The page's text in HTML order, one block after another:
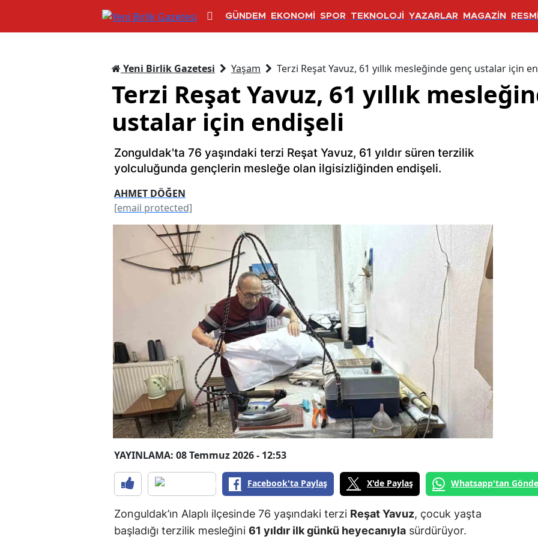
GÜNDEM EKONOMİ SPOR TEKNOLOJİ YAZARLAR MAGAZİN
Yeni Birlik Gazetesi Yaşam Terzi Reşat Yavuz, 61 yıllık mesleğinde genç ustalar için
Terzi Reşat Yavuz, 61 yıllık
ustalar için endişeli
Zonguldak'ta 76 yaşındaki terzi Reşat Yavuz, 61 yıldır süren terzilik
yolculuğunda gençlerin mesleğe olan ilgisizliğinden endişeli.
AHMET DÖĞEN
[email protected]
YAYINLAMA: 08 Temmuz 2026 - 12:53
Facebook'ta Paylaş X'de Paylaş Whatsapp'tan
Zonguldak’ın Alaplı ilçesinde 76 yaşındaki terzi Reşat Yavuz, çocuk yaşta
başladığı terzilik mesleğini 61 yıldır ilk günkü heyecanıyla sürdürüyor.